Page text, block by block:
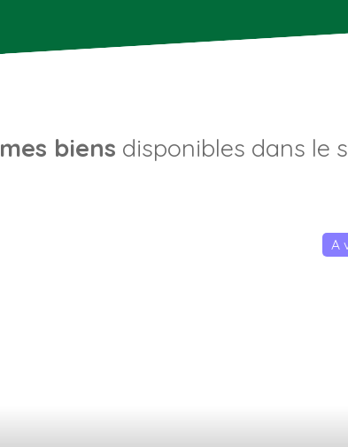
mes biens disponibles dans le
A